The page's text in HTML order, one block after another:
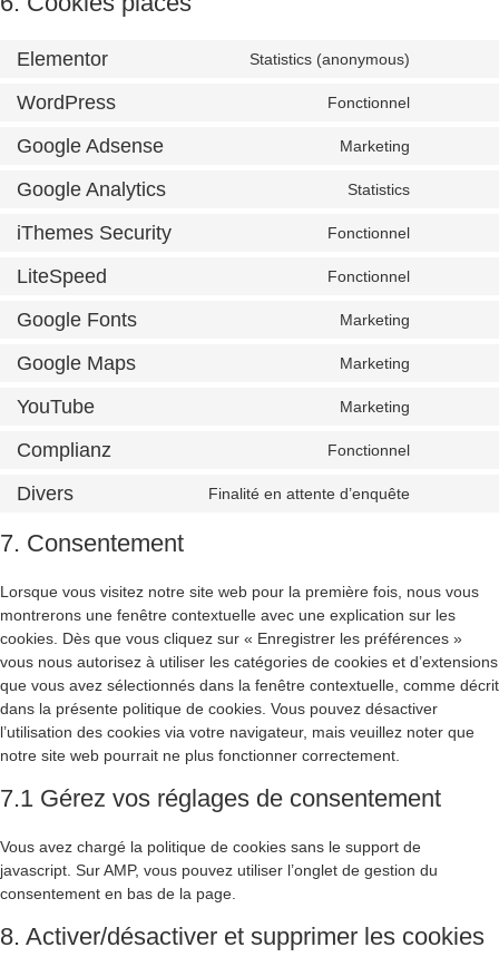
Elementor Statistics (anonymous)
WordPress Fonctionnel
Google Adsense Marketing
Google Analytics Statistics
iThemes Security Fonctionnel
LiteSpeed Fonctionnel
Google Fonts Marketing
Google Maps Marketing
YouTube Marketing
Complianz Fonctionnel
Divers Finalité en attente d’enquête
7. Consentement
Lorsque vous visitez notre site web pour la première fois, nous vous
montrerons une fenêtre contextuelle avec une explication sur les
cookies. Dès que vous cliquez sur « Enregistrer les préférences »
vous nous autorisez à utiliser les catégories de cookies et d’extensions
que vous avez sélectionnés dans la fenêtre contextuelle, comme décrit
dans la présente politique de cookies. Vous pouvez désactiver
l’utilisation des cookies via votre navigateur, mais veuillez noter que
notre site web pourrait ne plus fonctionner correctement.
7.1 Gérez vos réglages de consentement
Vous avez chargé la politique de cookies sans le support de
javascript. Sur AMP, vous pouvez utiliser l’onglet de gestion du
consentement en bas de la page.
8. Activer/désactiver et supprimer les cookies